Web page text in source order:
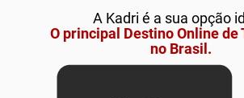
A Kadri é a sua opção
O principal Destino Online de
no Brasil.